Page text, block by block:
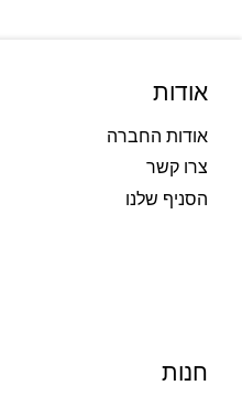
אודות
אודות החברה
צרו קשר
הסניף שלנו
חנות